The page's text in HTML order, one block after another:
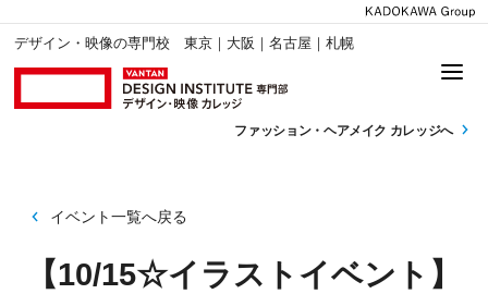
デザイン・映像の専門校 東京｜大阪｜名古屋｜札幌
ファッション・ ヘアメイク カレッジへ
イベント一覧へ戻る
【10/15☆イラストイベント】